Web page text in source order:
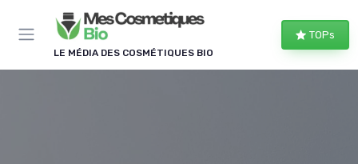
LE MÉDIA DES COSMÉTIQUES BIO
TOPs
Panneau de gestion des cookies